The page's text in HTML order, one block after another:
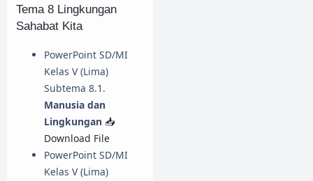
Tema 8 Lingkungan
Sahabat Kita
PowerPoint SD/MI
Kelas V (Lima)
Subtema 8.1.
Manusia dan
Lingkungan 📥
Download File
PowerPoint SD/MI
Kelas V (Lima)